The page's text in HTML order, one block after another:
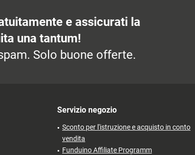
e assicurati la
una tantum!
Solo buone offerte.
Servizio negozio
Sconto per l'istruzione e acquisto in conto
vendita
Funduino Affiliate Programm